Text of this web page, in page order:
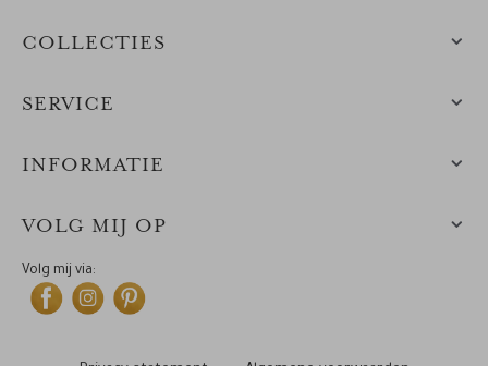
COLLECTIES
SERVICE
INFORMATIE
VOLG MIJ OP
Volg mij via: